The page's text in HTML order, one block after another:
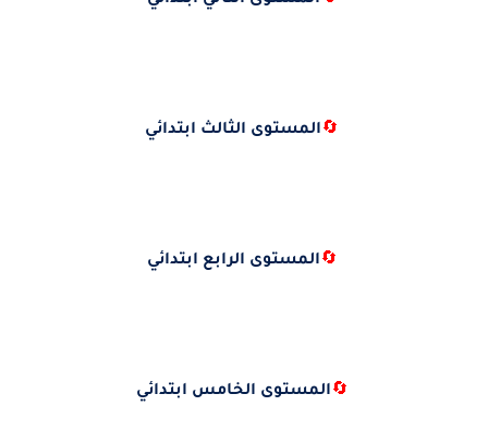
🔄المستوى الثالث ابتدائي
🔄المستوى الرابع ابتدائي
🔄المستوى الخامس ابتدائي